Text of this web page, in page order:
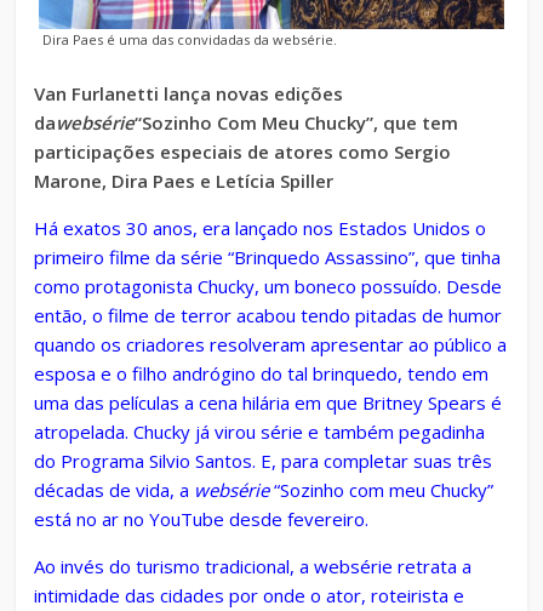
Dira Paes é uma das convidadas da websérie.
Van Furlanetti lança novas edições
dawebsérie“Sozinho Com Meu Chucky”, que tem
participações especiais de atores como Sergio
Marone, Dira Paes e Letícia Spiller
Há exatos 30 anos, era lançado nos Estados Unidos o
primeiro filme da série “Brinquedo Assassino”, que tinha
como protagonista Chucky, um boneco possuído. Desde
então, o filme de terror acabou tendo pitadas de humor
quando os criadores resolveram apresentar ao público a
esposa e o filho andrógino do tal brinquedo, tendo em
uma das películas a cena hilária em que Britney Spears é
atropelada. Chucky já virou série e também pegadinha
do Programa Silvio Santos. E, para completar suas três
décadas de vida, a websérie“Sozinho com meu Chucky”
está no ar no YouTube desde fevereiro.
Ao invés do turismo tradicional, a websérie retrata a
intimidade das cidades por onde o ator, roteirista e